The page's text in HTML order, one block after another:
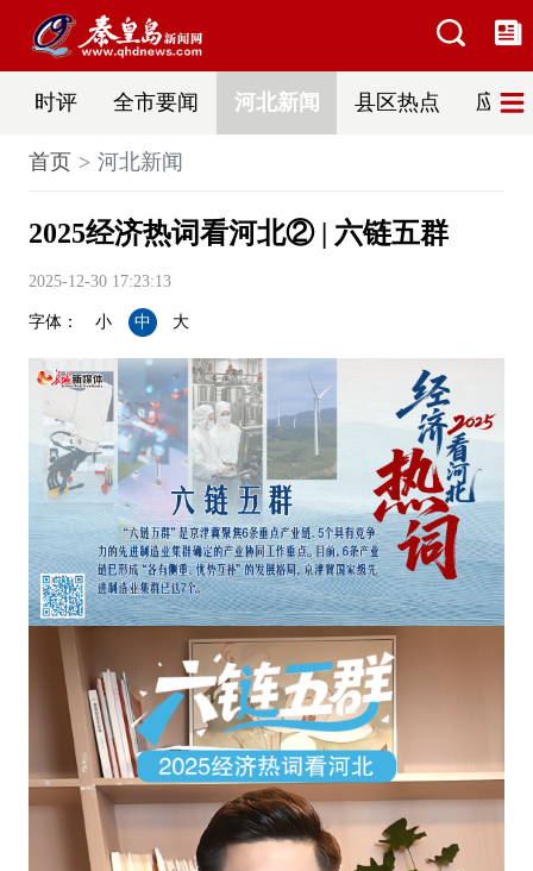
时评 全市要闻 河北新闻 县区热点 应急
首页 河北新闻
2025经济热词看河北② | 六链五群
2025-12-30 17:23:13
字体： 小 中 大